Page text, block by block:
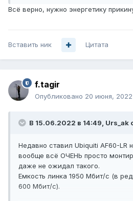
таком узле.
Всё верно, нужно энергетику
Вставить ник Цитата
f.tagir
Опубликовано 20 июня, 2022
В 15.06.2022 в 14:49, Urs_ak
Недавно ставил Ubiquiti AF60-LR
вообще всё ОЧЕНЬ просто
даже не ожидал такого.
Емкость линка 1950 Мбит/с (в
600 Мбит/с).